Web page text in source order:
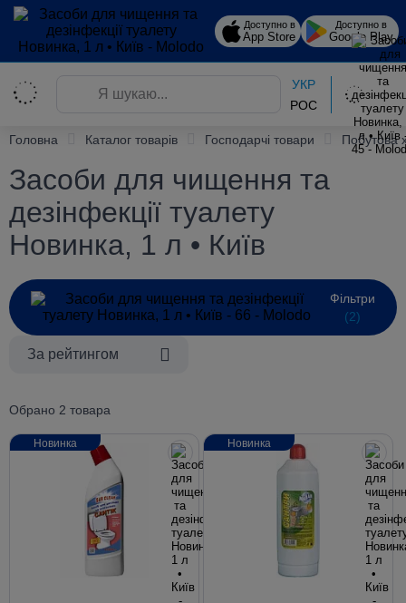
Доступно в
App Store
Доступно в
Google Play
УКР
РОС
Головна Каталог товарів Господарчі товари Побутова
Засоби для чищення та
дезінфекції туалету
Новинка, 1 л • Київ
Фільтри
(2)
За рейтингом
Обрано 2 товара
Новинка Новинка